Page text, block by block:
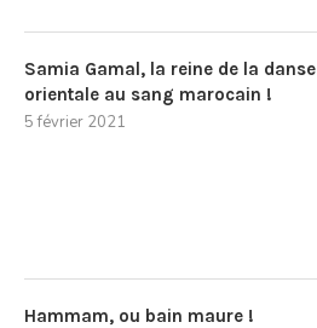
Samia Gamal, la reine de la danse
orientale au sang marocain !
5 février 2021
Hammam, ou bain maure !